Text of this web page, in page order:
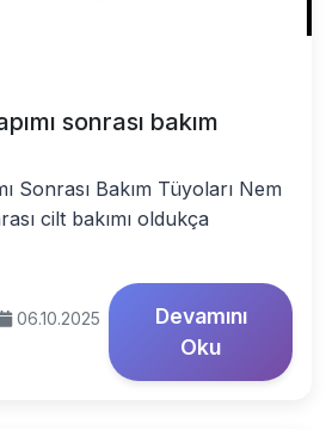
sonrası bakım
Sonrası Bakım Tüyoları Nem
cilt bakımı oldukça
06.10.2025
Devamını
Oku